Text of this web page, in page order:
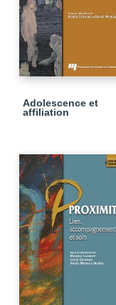
Adolescence et
affiliation